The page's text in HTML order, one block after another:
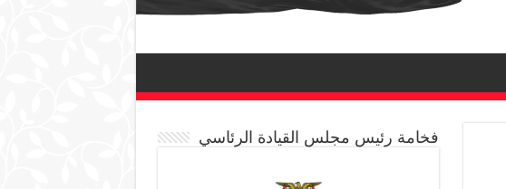
فخامة رئيس مجلس القيادة الرئاسي